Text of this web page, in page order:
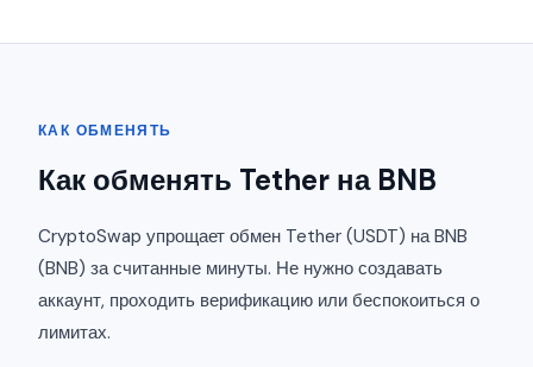
КАК ОБМЕНЯТЬ
Как обменять Tether на BNB
CryptoSwap упрощает обмен Tether (USDT) на BNB
(BNB) за считанные минуты. Не нужно создавать
аккаунт, проходить верификацию или беспокоиться о
лимитах.